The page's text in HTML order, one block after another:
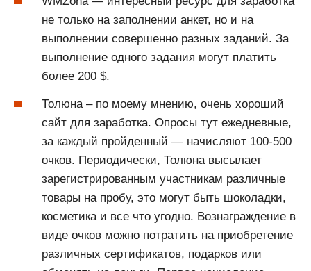
не только на заполнении анкет, но и на
выполнении совершенно разных заданий. За
выполнение одного задания могут платить
более 200 $.
Толюна – по моему мнению, очень хороший
сайт для заработка. Опросы тут ежедневные,
за каждый пройденный — начисляют 100-500
очков. Периодически, Толюна высылает
зарегистрированным участникам различные
товары на пробу, это могут быть шоколадки,
косметика и все что угодно. Вознаграждение в
виде очков можно потратить на приобретение
различных сертификатов, подарков или